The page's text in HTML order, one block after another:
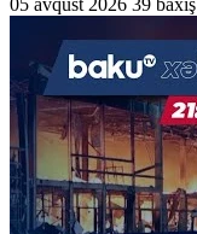
05 avqust 2026 39 baxış